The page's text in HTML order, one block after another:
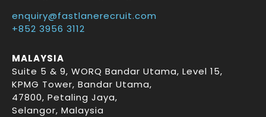
enquiry@fastlanerecruit.com
+852 3956 3112
MALAYSIA
Suite 5 & 9, WORQ Bandar Utama, Level 15,
KPMG Tower, Bandar Utama,
47800, Petaling Jaya,
Selangor, Malaysia